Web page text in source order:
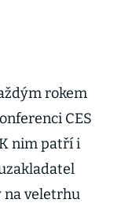
rokem
CES
nim patří i
na veletrhu